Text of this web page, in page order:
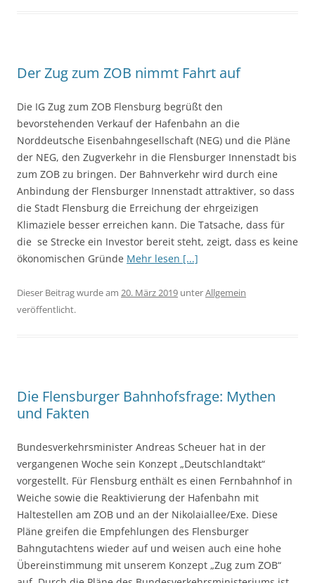
Der Zug zum ZOB nimmt Fahrt auf
Die IG Zug zum ZOB Flensburg begrüßt den
bevorstehenden Verkauf der Hafenbahn an die
Norddeutsche Eisenbahngesellschaft (NEG) und die Pläne
der NEG, den Zugverkehr in die Flensburger Innenstadt bis
zum ZOB zu bringen. Der Bahnverkehr wird durch eine
Anbindung der Flensburger Innenstadt attraktiver, so dass
die Stadt Flensburg die Erreichung der ehrgeizigen
Klimaziele besser erreichen kann. Die Tatsache, dass für
die se Strecke ein Investor bereit steht, zeigt, dass es keine
ökonomischen Gründe Mehr lesen [...]
Dieser Beitrag wurde am 20. März 2019 unterAllgemein
veröffentlicht.
Die Flensburger Bahnhofsfrage: Mythen
und Fakten
Bundesverkehrsminister Andreas Scheuer hat in der
vergangenen Woche sein Konzept „Deutschlandtakt“
vorgestellt. Für Flensburg enthält es einen Fernbahnhof in
Weiche sowie die Reaktivierung der Hafenbahn mit
Haltestellen am ZOB und an der Nikolaiallee/Exe. Diese
Pläne greifen die Empfehlungen des Flensburger
Bahngutachtens wieder auf und weisen auch eine hohe
Übereinstimmung mit unserem Konzept „Zug zum ZOB“